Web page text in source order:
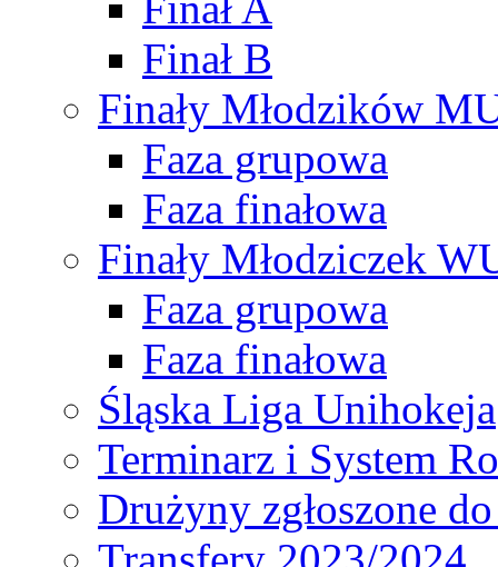
Finał B
Finały Młodzików
Faza grupowa
Faza finałowa
Finały Młodziczek
Faza grupowa
Faza finałowa
Śląska Liga Unihokeja
Terminarz i System
Drużyny zgłoszone